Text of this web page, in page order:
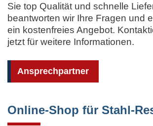
Sie top Qualität und schnelle
beantworten wir Ihre Fragen und
ein kostenfreies Angebot.
jetzt für weitere Informationen.
Ansprechpartner
Online-Shop für Stahl-